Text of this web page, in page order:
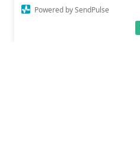
Powered by SendPulse